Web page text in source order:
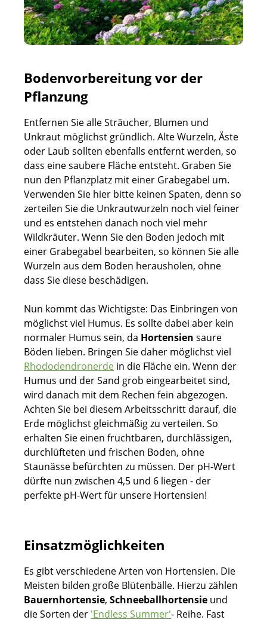
Bodenvorbereitung vor der
Pflanzung
Entfernen Sie alle Sträucher, Blumen und
Unkraut möglichst gründlich. Alte Wurzeln, Äste
oder Laub sollten ebenfalls entfernt werden, so
dass eine saubere Fläche entsteht. Graben Sie
nun den Pflanzplatz mit einer Grabegabel um.
Verwenden Sie hier bitte keinen Spaten, denn so
zerteilen Sie die Unkrautwurzeln noch viel feiner
und es entstehen danach noch viel mehr
Wildkräuter. Wenn Sie den Boden jedoch mit
einer Grabegabel bearbeiten, so können Sie alle
Wurzeln aus dem Boden herausholen, ohne
dass Sie diese beschädigen.
Nun kommt das Wichtigste: Das Einbringen von
möglichst viel Humus. Es sollte dabei aber kein
normaler Humus sein, da Hortensien saure
Böden lieben. Bringen Sie daher möglichst viel
Rhododendronerde in die Fläche ein. Wenn der
Humus und der Sand grob eingearbeitet sind,
wird danach mit dem Rechen fein abgezogen.
Achten Sie bei diesem Arbeitsschritt darauf, die
Erde möglichst gleichmäßig zu verteilen. So
erhalten Sie einen fruchtbaren, durchlässigen,
durchlüfteten und frischen Boden, ohne
Staunässe befürchten zu müssen. Der pH-Wert
dürfte nun zwischen 4,5 und 6 liegen - der
perfekte pH-Wert für unsere Hortensien!
Einsatzmöglichkeiten
Es gibt verschiedene Arten von Hortensien. Die
Meisten bilden große Blütenbälle. Hierzu zählen
Bauernhortensie, Schneeballhortensie und
die Sorten der 'Endless Summer'- Reihe. Fast